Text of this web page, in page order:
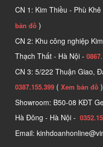
CN 1: Kim Thiều - Phù
bản đồ )
CN 2: Khu công nghiệp
Thạch Thất - Hà Nội -
CN 3: 5/222 Thuận Giao,
0387.155.399 ( Xem bản đồ )
Showroom: B50-08 KĐT
Hà Đông - Hà Nội -
Email: